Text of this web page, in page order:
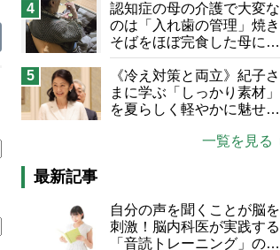
4
認知症の母の介護で大変な
のは「入れ歯の管理」焼き
そばをほぼ完食した母に息
子が血の気が引いた理由
5
《冷え対策と両立》紀子さ
まに学ぶ「しっかり素材」
を夏らしく軽やかに魅せる
一覧を見る
最新記事
自分の声を聞くことが脳を
刺激！脳内科医が実践する
「音読トレーニング」の極